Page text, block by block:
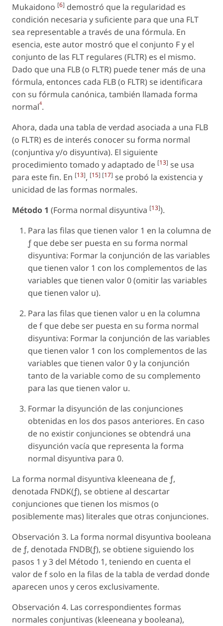
Mukaidono [6] demostró que la regularidad es
condición necesaria y suficiente para que una FLT
sea representable a través de una fórmula. En
esencia, este autor mostró que el conjunto F y el
conjunto de las FLT regulares (FLTR) es el mismo.
Dado que una FLB (o FLTR) puede tener más de una
fórmula, entonces cada FLB (o FLTR) se identificara
con su fórmula canónica, también llamada forma
normal4.
Ahora, dada una tabla de verdad asociada a una FLB
(o FLTR) es de interés conocer su forma normal
(conjuntiva y/o disyuntiva). El siguiente
procedimiento tomado y adaptado de [13] se usa
para este fin. En [13], [15] [17] se probó la existencia y
unicidad de las formas normales.
Método 1 (Forma normal disyuntiva [13]).
Para las filas que tienen valor 1 en la columna de
ƒque debe ser puesta en su forma normal
disyuntiva: Formar la conjunción de las variables
que tienen valor 1 con los complementos de las
variables que tienen valor 0 (omitir las variables
que tienen valor u).
Para las filas que tienen valor u en la columna
def que debe ser puesta en su forma normal
disyuntiva: Formar la conjunción de las variables
que tienen valor 1 con los complementos de las
variables que tienen valor 0 y la conjunción
tanto de la variable como de su complemento
para las que tienen valor u.
Formar la disyunción de las conjunciones
obtenidas en los dos pasos anteriores. En caso
de no existir conjunciones se obtendrá una
disyunción vacía que representa la forma
normal disyuntiva para 0.
La forma normal disyuntiva kleeneana de ƒ,
denotada FNDK(ƒ), se obtiene al descartar
conjunciones que tienen los mismos (o
posiblemente mas) literales que otras conjunciones.
Observación 3. La forma normal disyuntiva booleana
de ƒ, denotada FNDB(ƒ), se obtiene siguiendo los
pasos 1 y 3 del Método 1, teniendo en cuenta el
valor de f solo en la filas de la tabla de verdad donde
aparecen unos y ceros exclusivamente.
Observación 4. Las correspondientes formas
normales conjuntivas (kleeneana y booleana),